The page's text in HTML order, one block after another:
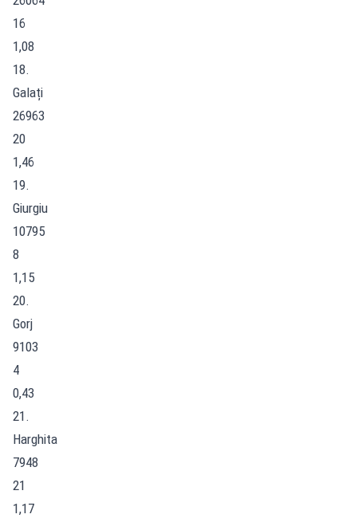
16
1,08
18.
Galați
26963
20
1,46
19.
Giurgiu
10795
8
1,15
20.
Gorj
9103
4
0,43
21.
Harghita
7948
21
1,17